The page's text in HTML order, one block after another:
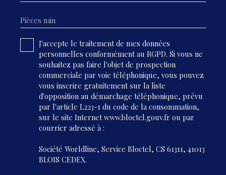
Pièces min
J'accepte le traitement de mes données
personnelles conformément au RGPD. Si vous ne
souhaitez pas faire l'objet de prospection
commerciale par voie téléphonique, vous pouvez
vous inscrire gratuitement sur la liste
d'opposition au démarchage téléphonique, prévu
par l'article L223-1 du code de la consommation,
sur le site Internet www.bloctel.gouv.fr ou par
courrier adressé à :
Société Worldline, Service Bloctel, CS 61311, 41013
BLOIS CEDEX.